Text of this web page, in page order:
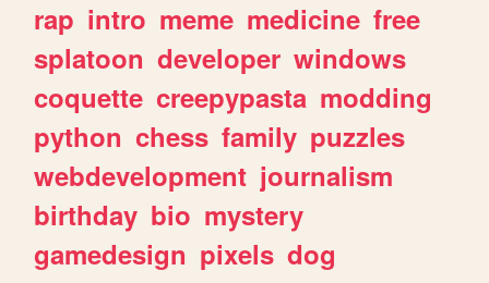
rap intro meme medicine free
splatoon developer windows
coquette creepypasta modding
python chess family puzzles
webdevelopment journalism
birthday bio mystery
gamedesign pixels dog